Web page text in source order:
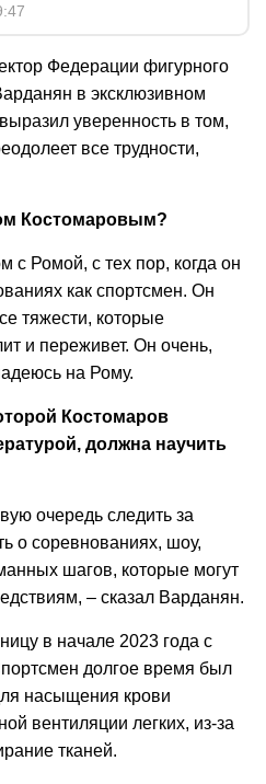
Федерации фигурного
в эксклюзивном
выразил уверенность в том,
все трудности,
Костомаровым?
с Ромой, с тех пор, когда он
как спортсмен. Он
тяжести, которые
и переживет. Он очень,
на Рому.
Костомаров
должна научить
очередь следить за
о соревнованиях, шоу,
шагов, которые могут
– сказал Варданян.
в начале 2023 года с
долгое время был
насыщения крови
вентиляции легких, из-за
тканей.